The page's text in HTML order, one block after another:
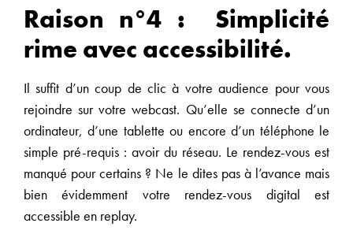
Raison n°4 : Simplicité
rime avec accessibilité.
Il suffit d’un coup de clic à votre audience pour vous
rejoindre sur votre webcast. Qu’elle se connecte d’un
ordinateur, d’une tablette ou encore d’un téléphone le
simple pré-requis : avoir du réseau. Le rendez-vous est
manqué pour certains ? Ne le dites pas à l’avance mais
bien évidemment votre rendez-vous digital est
accessible en replay.